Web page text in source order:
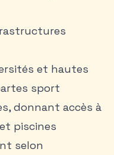
et hautes
sport
donnant accès à
piscines
selon